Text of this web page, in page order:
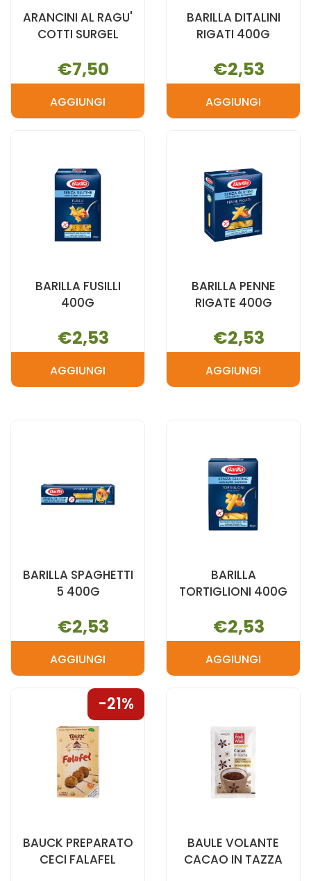
ARANCINI AL RAGU'
COTTI SURGEL
€7,50
AGGIUNGIAGGIUNGI ARANCINI
COTTI
SURGEL AL
CARRELLO
BARILLA DITALINI
RIGATI 400G
€2,53
AGGIUNGIAGGIUNGI
400G AL
CARRELLO
BARILLA FUSILLI
400G
€2,53
AGGIUNGIAGGIUNGI BARILLA
BARILLA PENNE
RIGATE 400G
€2,53
AGGIUNGIAGGIUNGI
CARRELLO
BARILLA SPAGHETTI
5 400G
€2,53
AGGIUNGIAGGIUNGI BARILLA
SPAGHETTI
400G AL
CARRELLO
BARILLA
TORTIGLIONI 400G
€2,53
AGGIUNGIAGGIUNGI
CARRELLO
BAUCK PREPARATO
CECI FALAFEL
21%
BAULE VOLANTE
CACAO IN TAZZA